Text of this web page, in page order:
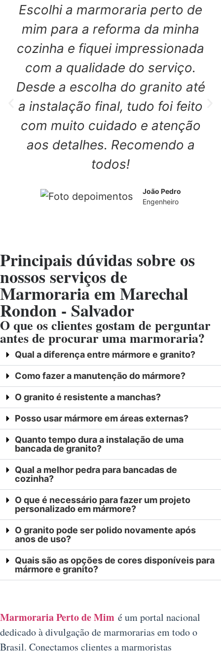
Escolhi a marmoraria perto de
mim para a reforma da minha
cozinha e fiquei impressionada
com a qualidade do serviço.
Desde a escolha do granito até
a instalação final, tudo foi feito
com muito cuidado e atenção
aos detalhes. Recomendo a
todos!
João Pedro
Engenheiro
Principais dúvidas sobre os
nossos serviços de
Marmoraria em Marechal
Rondon - Salvador
O que os clientes gostam de perguntar
antes de procurar uma marmoraria?
Qual a diferença entre mármore e granito?
Como fazer a manutenção do mármore?
O granito é resistente a manchas?
Posso usar mármore em áreas externas?
Quanto tempo dura a instalação de uma
bancada de granito?
Qual a melhor pedra para bancadas de
cozinha?
O que é necessário para fazer um projeto
personalizado em mármore?
O granito pode ser polido novamente após
anos de uso?
Quais são as opções de cores disponíveis para
mármore e granito?
Marmoraria Perto de Mim é um portal nacional
dedicado à divulgação de marmorarias em todo o
Brasil. Conectamos clientes a marmoristas